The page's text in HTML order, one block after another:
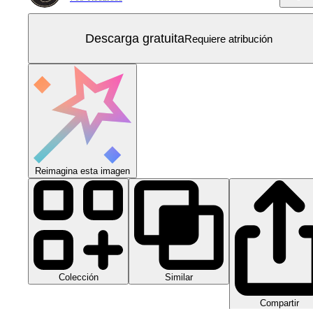
Descarga gratuitaRequiere atribución
Reimagina esta imagen
Colección Similar
Compartir